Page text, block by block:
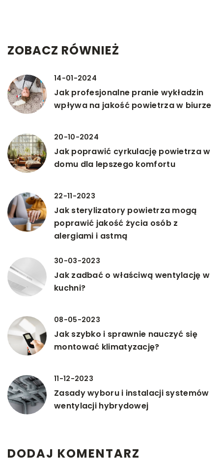
ZOBACZ RÓWNIEŻ
14-01-2024
Jak profesjonalne pranie wykładzin
wpływa na jakość powietrza w biurze
20-10-2024
Jak poprawić cyrkulację powietrza w
domu dla lepszego komfortu
22-11-2023
Jak sterylizatory powietrza mogą
poprawić jakość życia osób z
alergiami i astmą
30-03-2023
Jak zadbać o właściwą wentylację w
kuchni?
08-05-2023
Jak szybko i sprawnie nauczyć się
montować klimatyzację?
11-12-2023
Zasady wyboru i instalacji systemów
wentylacji hybrydowej
DODAJ KOMENTARZ